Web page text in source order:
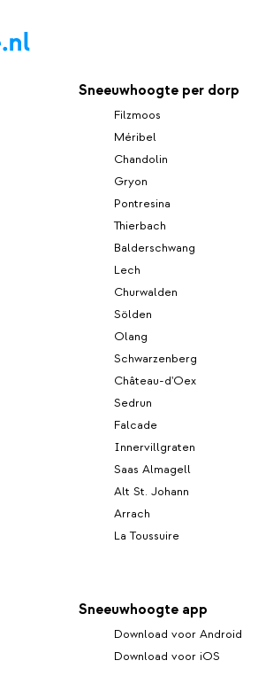
Sneeuwhoogte per dorp
Filzmoos
Méribel
Chandolin
Gryon
Pontresina
Thierbach
Balderschwang
Lech
Churwalden
Sölden
Olang
Schwarzenberg
Château-d'Oex
Sedrun
Falcade
Innervillgraten
Saas Almagell
Alt St. Johann
Arrach
La Toussuire
Sneeuwhoogte app
Download voor Android
Download voor iOS